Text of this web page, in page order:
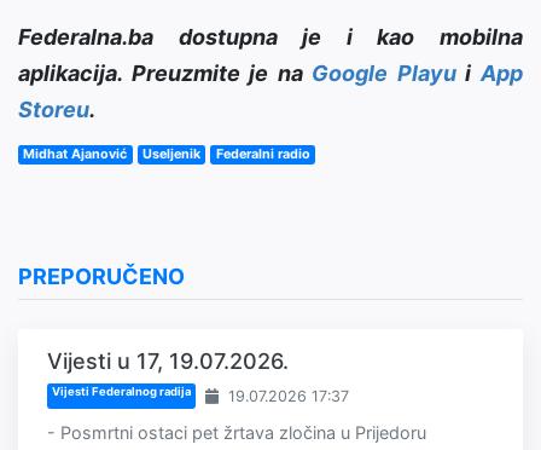
Federalna.ba dostupna je i kao mobilna
aplikacija. Preuzmite je na Google PlayuiApp
Storeu.
Midhat Ajanović Useljenik Federalni radio
PREPORUČENO
Vijesti u 17, 19.07.2026.
Vijesti Federalnog radija 19.07.2026 17:37
- Posmrtni ostaci pet žrtava zločina u Prijedoru